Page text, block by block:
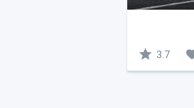
3.7